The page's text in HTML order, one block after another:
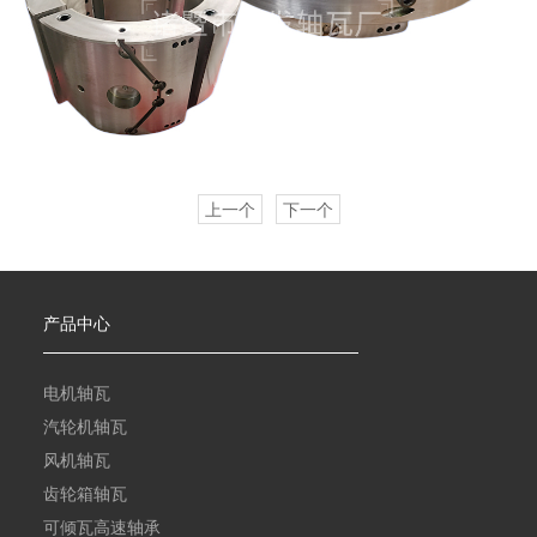
上一个 下一个
产品中心
电机轴瓦
汽轮机轴瓦
风机轴瓦
齿轮箱轴瓦
可倾瓦高速轴承